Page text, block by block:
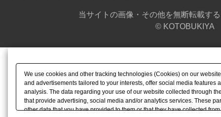
当サイトの画像・その他を無断転載す
© KOTOBUKIYA
We use cookies and other tracking technologies (Cookies) on our
and advertisements tailored to your interests, offer social media features
analysis. The data regarding your use of our website collected through
that provide advertising, social media and/or analytics services. These
other data that you have provided to them or that they have collected